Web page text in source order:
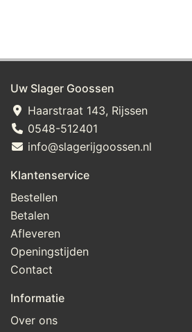
Uw Slager Goossen
Haarstraat 143, Rijssen
0548-512401
info@slagerijgoossen.nl
Klantenservice
Bestellen
Betalen
Afleveren
Openingstijden
Contact
Informatie
Over ons